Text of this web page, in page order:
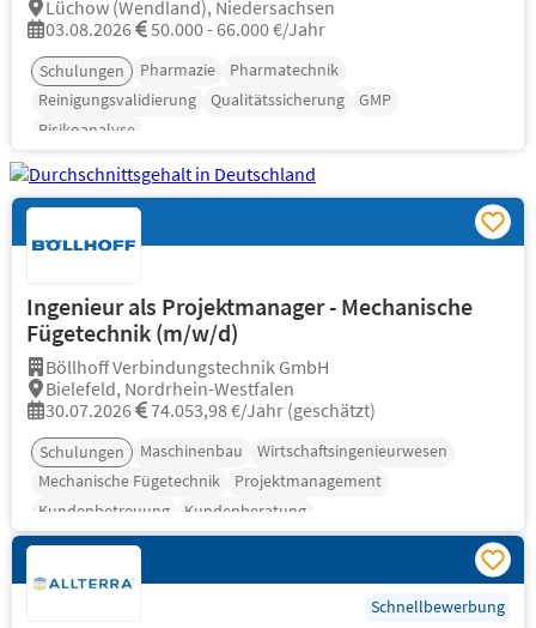
Lüchow (Wendland), Niedersachsen
03.08.2026
50.000 - 66.000 €/Jahr
Schulungen Pharmazie
Pharmatechnik
Reinigungsvalidierung
Qualitätssicherung
GMP
Risikoanalyse
Ingenieur als Projektmanager - Mechanische
Fügetechnik (m/w/d)
Böllhoff Verbindungstechnik GmbH
Bielefeld, Nordrhein-Westfalen
30.07.2026
74.053,98 €/Jahr (geschätzt)
Schulungen Maschinenbau
Wirtschaftsingenieurwesen
Mechanische Fügetechnik
Projektmanagement
Kundenbetreuung
Kundenberatung
Schnellbewerbung